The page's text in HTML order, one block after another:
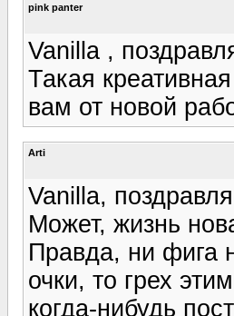
pink panter
Vanilla ,
Такая
вам от новой
Arti
Vanilla,
Может, жизнь
Правда, ни фига
очки, то грех
когда-нибудь